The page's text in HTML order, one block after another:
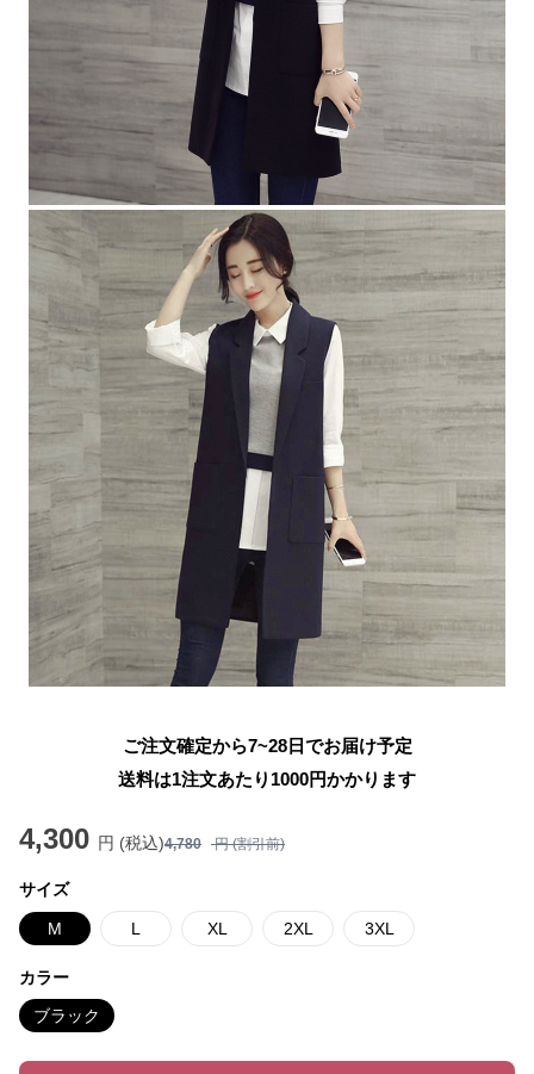
ご注文確定から7~28日でお届け予定
送料は1注文あたり 1000円かかります
4,300 円 (税込)4,780 円 (割引前)
サイズ
M L XL 2XL 3XL
カラー
ブラック